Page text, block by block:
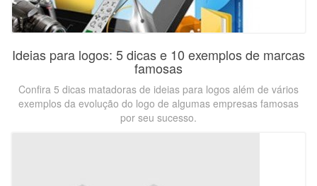
Ideias para logos: 5 dicas e 10 exemplos de marcas
famosas
Confira 5 dicas matadoras de ideias para logos além de vários
exemplos da evolução do logo de algumas empresas famosas
por seu sucesso.